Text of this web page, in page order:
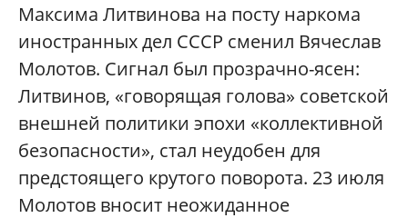
Максима Литвинова на посту наркома
иностранных дел СССР сменил Вячеслав
Молотов. Сигнал был прозрачно-ясен:
Литвинов, «говорящая голова» советской
внешней политики эпохи «коллективной
безопасности», стал неудобен для
предстоящего крутого поворота. 23 июля
Молотов вносит неожиданное